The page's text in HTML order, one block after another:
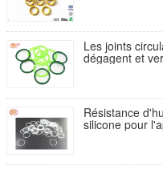
Les joints
dégagent et
Résistance
silicone pour